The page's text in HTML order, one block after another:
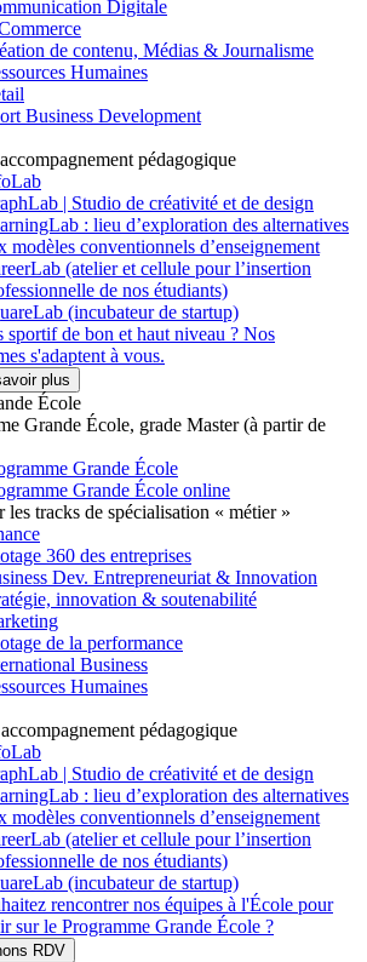
Digitale
de contenu, Médias & Journalisme
Humaines
Business Development
pédagogique
| Studio de créativité et de design
: lieu d’exploration des alternatives
modèles conventionnels d’enseignement
(atelier et cellule pour l’insertion
de nos étudiants)
(incubateur de startup)
sportif de bon et haut niveau ? Nos
s'adaptent à vous.
plus
École
Grande École, grade Master (à partir de
Grande École
Grande École online
les tracks de spécialisation « métier »
360 des entreprises
Dev. Entrepreneuriat & Innovation
innovation & soutenabilité
de la performance
Business
Humaines
pédagogique
| Studio de créativité et de design
: lieu d’exploration des alternatives
modèles conventionnels d’enseignement
(atelier et cellule pour l’insertion
de nos étudiants)
(incubateur de startup)
rencontrer nos équipes à l'École pour
sur le Programme Grande École ?
RDV